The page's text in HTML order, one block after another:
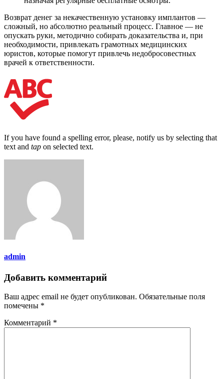
Возврат денег за некачественную установку имплантов —
сложный, но абсолютно реальный процесс. Главное — не
опускать руки, методично собирать доказательства и, при
необходимости, привлекать грамотных медицинских
юристов, которые помогут привлечь недобросовестных
врачей к ответственности.
If you have found a spelling error, please, notify us by selecting that
text and tap on selected text.
admin
Добавить комментарий
Ваш адрес email не будет опубликован. Обязательные поля
помечены *
Комментарий *